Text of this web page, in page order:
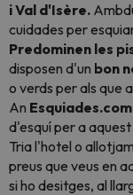
i Val d'Isère.
cuidades per
Predominen les
disposen d'un bon
o verds per als que
An Esquiades.com
d'esquí per a
Tria l'hotel o
preus que veus en
si ho desitges, al